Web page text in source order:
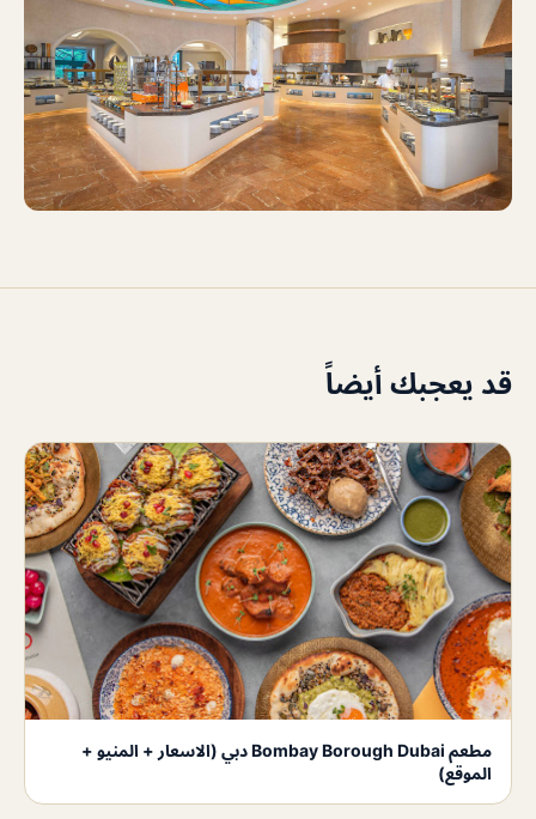
قد يعجبك أيضاً
مطعم Bombay Borough Dubai دبي (الاسعار + المنيو +
الموقع)